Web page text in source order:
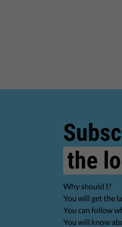
the
Why should I?
You will get the
You can follow
You will know